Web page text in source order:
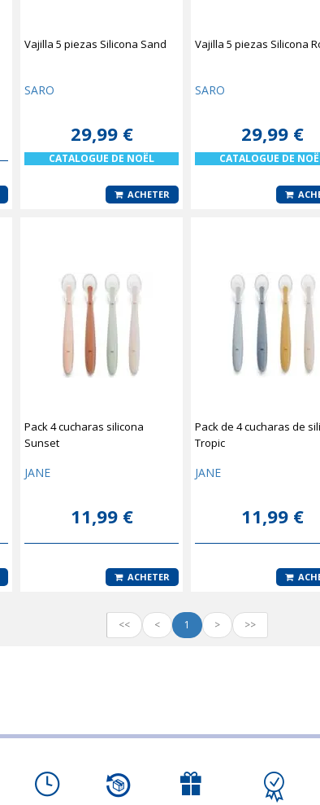
Vajilla 5 piezas Silicona Sand
SARO
29,99 €
CATALOGUE DE NOËL
ACHETER
Vajilla 5 piezas Silicona
SARO
29,99 €
CATALOGUE DE
Pack 4 cucharas silicona
Sunset
JANE
11,99 €
ACHETER
Pack de 4 cucharas de
Tropic
JANE
11,99 €
<< < 1 > >>